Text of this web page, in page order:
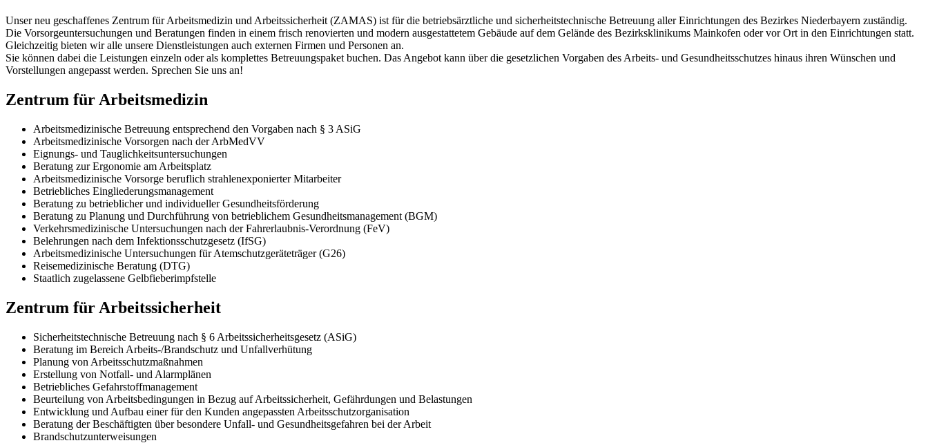
Unser neu geschaffenes Zentrum für Arbeitsmedizin und Arbeitssicherheit (ZAMAS) ist für die betriebsärztliche und sicherheitstechnische Betreuung aller Einrichtungen des Bezirkes Niederbayern zuständig.
Die Vorsorgeuntersuchungen und Beratungen finden in einem frisch renovierten und modern ausgestattetem Gebäude auf dem Gelände des Bezirksklinikums Mainkofen oder vor Ort in den Einrichtungen statt.
Gleichzeitig bieten wir alle unsere Dienstleistungen auch externen Firmen und Personen an.
Sie können dabei die Leistungen einzeln oder als komplettes Betreuungspaket buchen. Das Angebot kann über die gesetzlichen Vorgaben des Arbeits- und Gesundheitsschutzes hinaus ihren Wünschen und
Vorstellungen angepasst werden. Sprechen Sie uns an!
Zentrum für Arbeitsmedizin
Arbeitsmedizinische Betreuung entsprechend den Vorgaben nach § 3 ASiG
Arbeitsmedizinische Vorsorgen nach der ArbMedVV
Eignungs- und Tauglichkeitsuntersuchungen
Beratung zur Ergonomie am Arbeitsplatz
Arbeitsmedizinische Vorsorge beruflich strahlenexponierter Mitarbeiter
Betriebliches Eingliederungsmanagement
Beratung zu betrieblicher und individueller Gesundheitsförderung
Beratung zu Planung und Durchführung von betrieblichem Gesundheitsmanagement (BGM)
Verkehrsmedizinische Untersuchungen nach der Fahrerlaubnis-Verordnung (FeV)
Belehrungen nach dem Infektionsschutzgesetz (IfSG)
Arbeitsmedizinische Untersuchungen für Atemschutzgeräteträger (G26)
Reisemedizinische Beratung (DTG)
Staatlich zugelassene Gelbfieberimpfstelle
Zentrum für Arbeitssicherheit
Sicherheitstechnische Betreuung nach § 6 Arbeitssicherheitsgesetz (ASiG)
Beratung im Bereich Arbeits-/Brandschutz und Unfallverhütung
Planung von Arbeitsschutzmaßnahmen
Erstellung von Notfall- und Alarmplänen
Betriebliches Gefahrstoffmanagement
Beurteilung von Arbeitsbedingungen in Bezug auf Arbeitssicherheit, Gefährdungen und Belastungen
Entwicklung und Aufbau einer für den Kunden angepassten Arbeitsschutzorganisation
Beratung der Beschäftigten über besondere Unfall- und Gesundheitsgefahren bei der Arbeit
Brandschutzunterweisungen